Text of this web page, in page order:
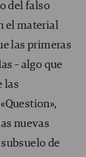
del falso
el material
las primeras
– algo que
las
nuevas
de